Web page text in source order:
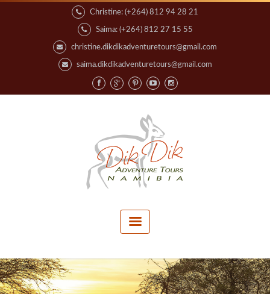
Christine: (+264) 812 94 28 21
Saima: (+264) 812 27 15 55
christine.dikdikadventuretours@gmail.com
saima.dikdikadventuretours@gmail.com